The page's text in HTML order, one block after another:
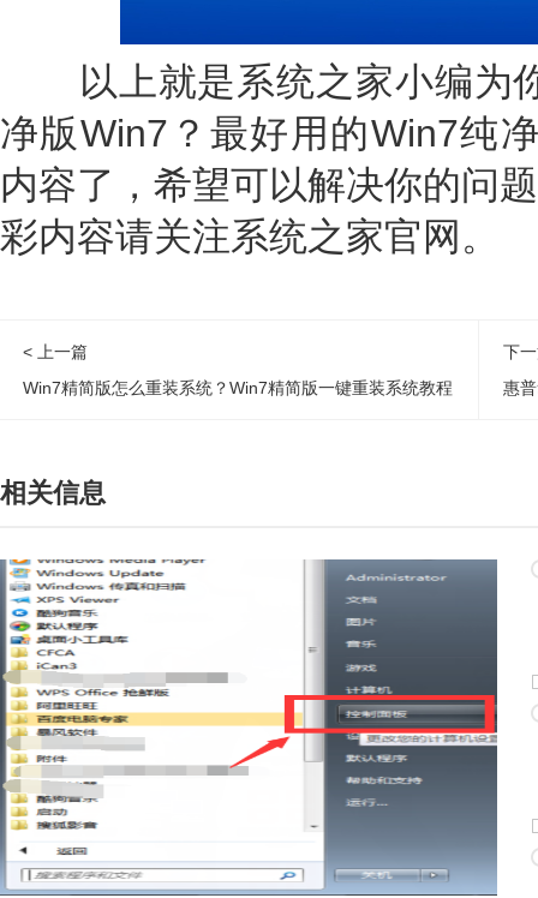
以上就是系统之家小编为
净版Win7？最好用的Win7纯
内容了，希望可以解决你的问
彩内容请关注系统之家官网。
< 上一篇
Win7精简版怎么重装系统？Win7精简版一键重装系统教程
下
惠
相关信息